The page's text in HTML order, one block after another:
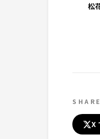
松
SHARE
X